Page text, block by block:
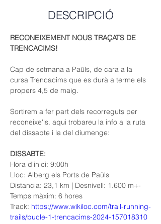
DESCRIPCIÓ
RECONEIXEMENT NOUS TRAÇATS DE
TRENCACIMS!
Cap de setmana a Paüls, de cara a la
cursa Trencacims que es durà a terme els
propers 4,5 de maig.
Sortirem a fer part dels recorreguts per
reconeixe'ls. aqui trobareu la info a la ruta
del dissabte i la del diumenge:
DISSABTE:
Hora d'inici: 9:00h
Lloc: Alberg els Ports de Paüls
Distancia: 23,1 km | Desnivell: 1.600 m+-
Temps màxim: 6 hores
Track: https://www.wikiloc.com/trail-running-
trails/bucle-1-trencacims-2024-157018310